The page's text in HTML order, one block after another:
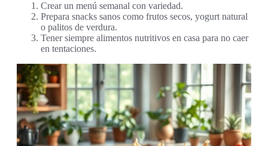
Crear un menú semanal con variedad.
Prepara snacks sanos como frutos secos, yogurt natural
o palitos de verdura.
Tener siempre alimentos nutritivos en casa para no caer
en tentaciones.